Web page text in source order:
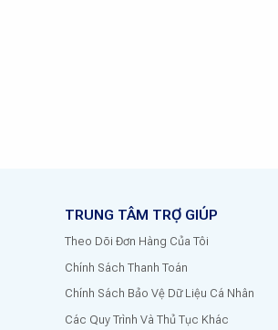
TRUNG TÂM TRỢ GIÚP
Theo Dõi Đơn Hàng Của Tôi
Chính Sách Thanh Toán
Chính Sách Bảo Vệ Dữ Liệu Cá Nhân
Các Quy Trình Và Thủ Tục Khác